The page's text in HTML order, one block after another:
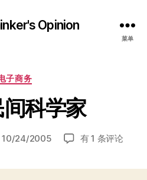
Opinion
菜单
分
子商务
科学家
10/24/2005
说
有 1 条评论